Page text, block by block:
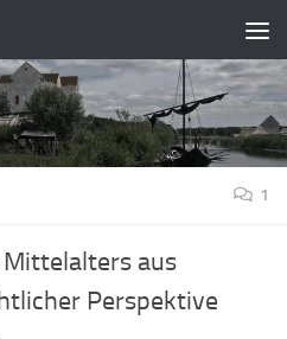
1
aus
Perspektive